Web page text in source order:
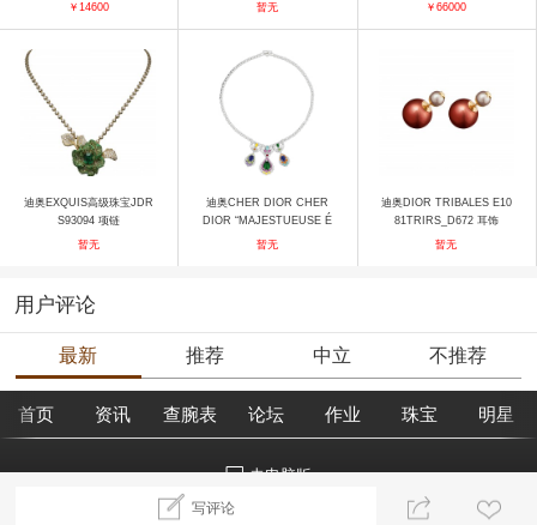
￥14600
暂无
￥66000
迪奥EXQUIS高级珠宝JDR
S93094 项链
暂无
迪奥CHER DIOR CHER
DIOR “MAJESTUEUSE É
MERAUDE”项链 项链
暂无
迪奥DIOR TRIBALES E10
81TRIRS_D672 耳饰
暂无
用户评论
最新 推荐 中立 不推荐
写评论
首页 资讯 查腕表 论坛 作业 珠宝 明星
去电脑版
©2018腕表之家 m.xbiao.com